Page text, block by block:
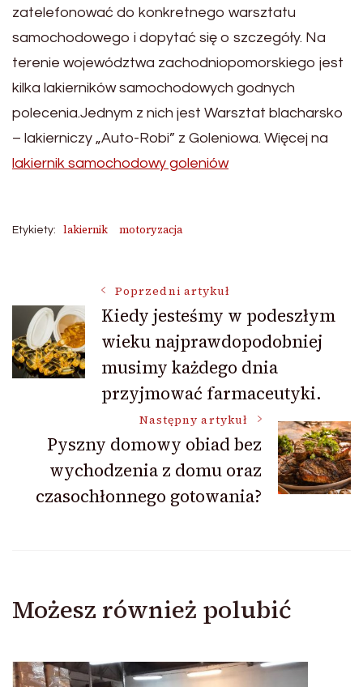
zatelefonować do konkretnego warsztatu
samochodowego i dopytać się o szczegóły. Na
terenie województwa zachodniopomorskiego jest
kilka lakierników samochodowych godnych
polecenia.Jednym z nich jest Warsztat blacharsko
– lakierniczy „Auto-Robi” z Goleniowa. Więcej na
lakiernik samochodowy goleniów
Etykiety: lakiernik motoryzacja
Nawigacja
wpisu
Poprzedni artykuł
Kiedy jesteśmy w podeszłym
wieku najprawdopodobniej
musimy każdego dnia
przyjmować farmaceutyki.
Następny artykuł
Pyszny domowy obiad bez
wychodzenia z domu oraz
czasochłonnego gotowania?
Możesz również polubić